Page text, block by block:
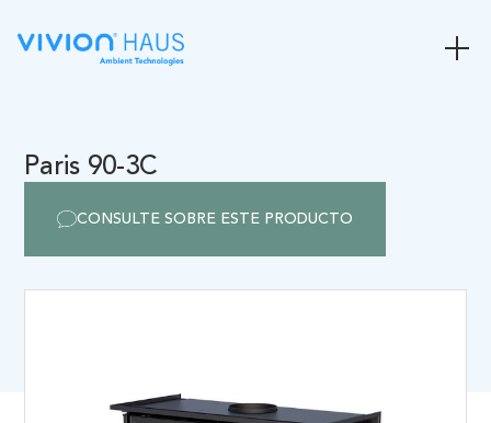
Paris 90-3C
CONSULTE SOBRE ESTE PRODUCTO